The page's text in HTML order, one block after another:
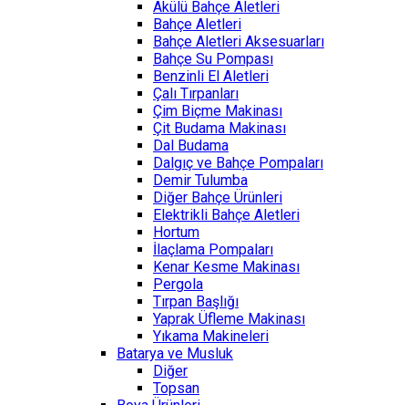
Akülü Bahçe Aletleri
Bahçe Aletleri
Bahçe Aletleri Aksesuarları
Bahçe Su Pompası
Benzinli El Aletleri
Çalı Tırpanları
Çim Biçme Makinası
Çit Budama Makinası
Dal Budama
Dalgıç ve Bahçe Pompaları
Demir Tulumba
Diğer Bahçe Ürünleri
Elektrikli Bahçe Aletleri
Hortum
İlaçlama Pompaları
Kenar Kesme Makinası
Pergola
Tırpan Başlığı
Yaprak Üfleme Makinası
Yıkama Makineleri
Batarya ve Musluk
Diğer
Topsan